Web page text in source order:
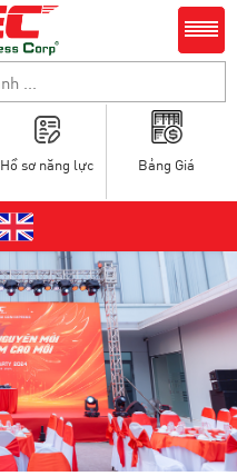
Bảng Giá
Hồ sơ năng lực